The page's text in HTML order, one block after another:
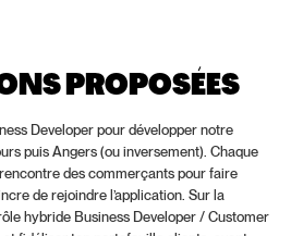
PROPOSÉES
Developer pour développer notre
puis Angers (ou inversement). Chaque
des commerçants pour faire
de rejoindre l’application. Sur la
hybride Business Developer / Customer